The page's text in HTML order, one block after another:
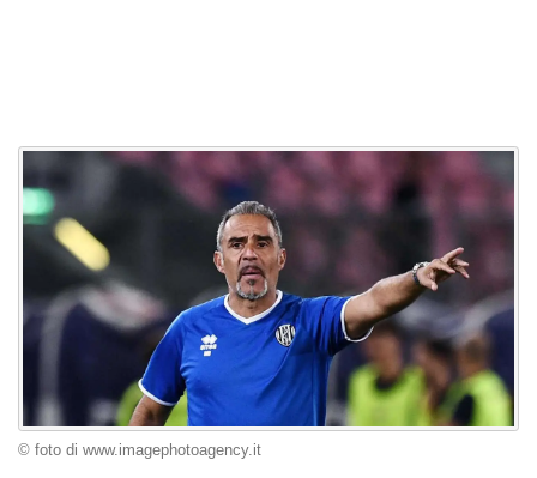
© foto di www.imagephotoagency.it